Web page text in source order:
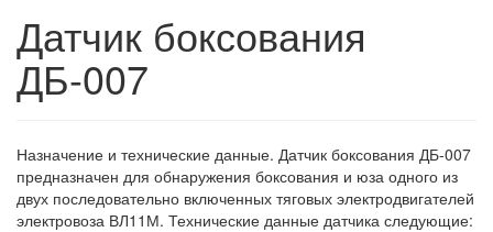
Датчик боксования
ДБ-007
Назначение и технические данные. Датчик боксования ДБ-007
предназначен для обнаружения боксования и юза одного из
двух последовательно включенных тяговых электродвигателей
электровоза ВЛ11М. Технические данные датчика следующие: